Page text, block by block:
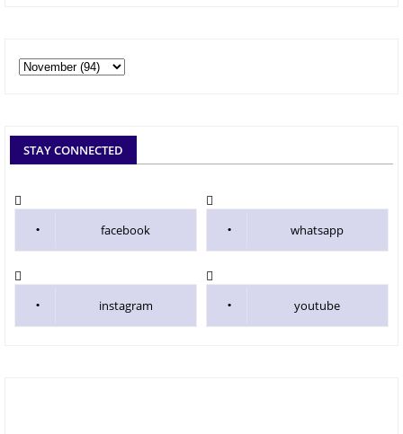
STAY CONNECTED
facebook whatsapp
instagram youtube